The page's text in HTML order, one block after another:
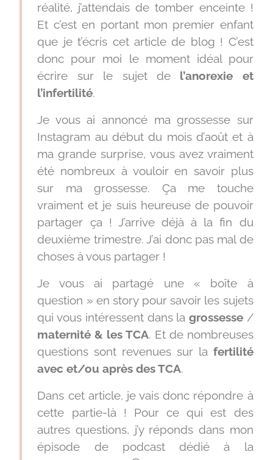
réalité, j’attendais de tomber enceinte !
Et c’est en portant mon premier enfant
que je t’écris cet article de blog ! C’est
donc pour moi le moment idéal pour
écrire sur le sujet de l’anorexie et
l’infertilité.
Je vous ai annoncé ma grossesse sur
Instagram au début du mois d’août et à
ma grande surprise, vous avez vraiment
été nombreux à vouloir en savoir plus
sur ma grossesse. Ça me touche
vraiment et je suis heureuse de pouvoir
partager ça ! J’arrive déjà à la fin du
deuxième trimestre. J’ai donc pas mal de
choses à vous partager !
Je vous ai partagé une « boîte à
question » en story pour savoir les sujets
qui vous intéressent dans la grossesse/
maternité & les TCA. Et de nombreuses
questions sont revenues sur la fertilité
avec et/ou après des TCA.
Dans cet article, je vais donc répondre à
cette partie-là ! Pour ce qui est des
autres questions, j’y réponds dans mon
épisode de podcast dédié à la